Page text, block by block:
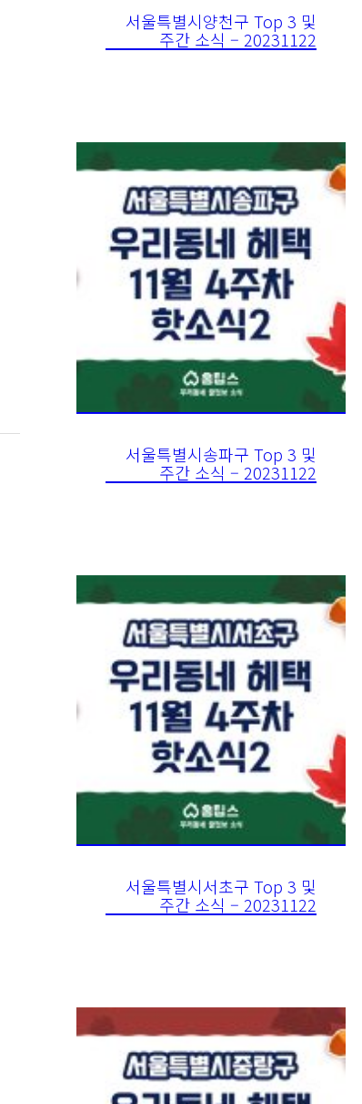
서울특별시양천구 Top 3 및
주간 소식 – 20231122
서울특별시송파구 Top 3 및
주간 소식 – 20231122
서울특별시서초구 Top 3 및
주간 소식 – 20231122